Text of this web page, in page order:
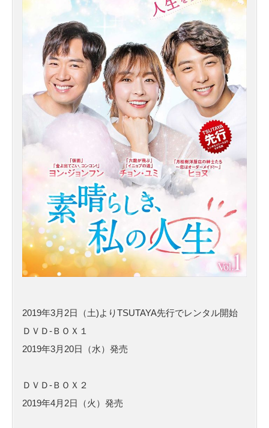
2019年3月2日（土)よりTSUTAYA先行でレンタル開始
ＤＶＤ-ＢＯＸ１
2019年3月20日（水）発売
ＤＶＤ-ＢＯＸ２
2019年4月2日（火）発売